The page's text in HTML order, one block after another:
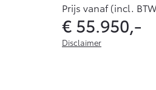
Prijs vanaf (incl.
€ 55.950,-
Disclaimer